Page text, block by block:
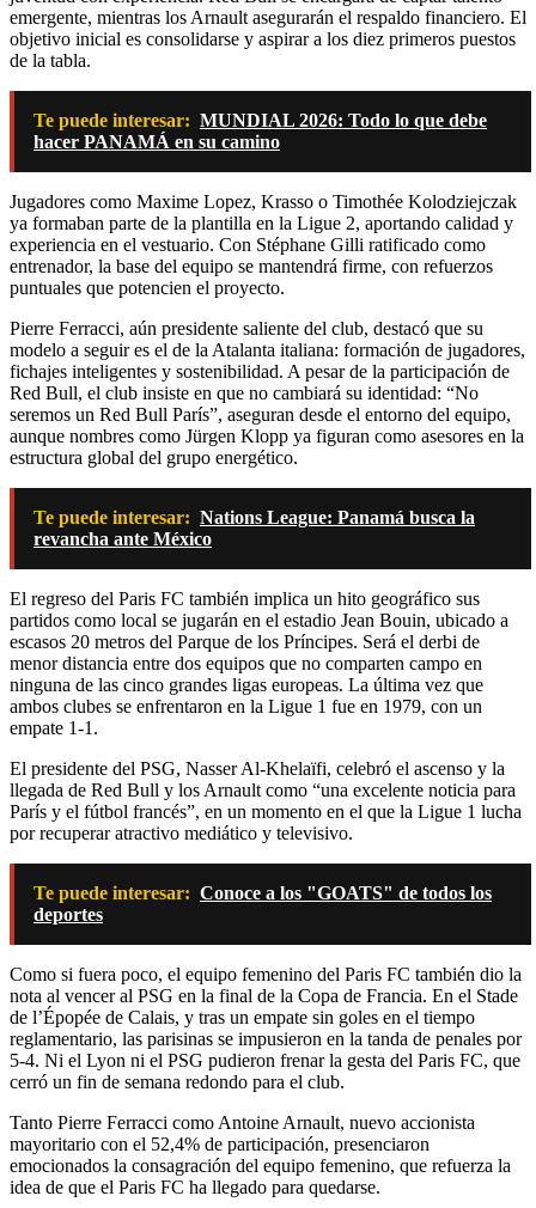
emergente, mientras los Arnault asegurarán el respaldo financiero. El
objetivo inicial es consolidarse y aspirar a los diez primeros puestos
de la tabla.
Te puede interesar: MUNDIAL 2026: Todo lo que debe
hacer PANAMÁ en su camino
Jugadores como Maxime Lopez, Krasso o Timothée Kolodziejczak
ya formaban parte de la plantilla en la Ligue 2, aportando calidad y
experiencia en el vestuario. Con Stéphane Gilli ratificado como
entrenador, la base del equipo se mantendrá firme, con refuerzos
puntuales que potencien el proyecto.
Pierre Ferracci, aún presidente saliente del club, destacó que su
modelo a seguir es el de la Atalanta italiana: formación de jugadores,
fichajes inteligentes y sostenibilidad. A pesar de la participación de
Red Bull, el club insiste en que no cambiará su identidad: “No
seremos un Red Bull París”, aseguran desde el entorno del equipo,
aunque nombres como Jürgen Klopp ya figuran como asesores en la
estructura global del grupo energético.
Te puede interesar: Nations League: Panamá busca la
revancha ante México
El regreso del Paris FC también implica un hito geográfico sus
partidos como local se jugarán en el estadio Jean Bouin, ubicado a
escasos 20 metros del Parque de los Príncipes. Será el derbi de
menor distancia entre dos equipos que no comparten campo en
ninguna de las cinco grandes ligas europeas. La última vez que
ambos clubes se enfrentaron en la Ligue 1 fue en 1979, con un
empate 1-1.
El presidente del PSG, Nasser Al-Khelaïfi, celebró el ascenso y la
llegada de Red Bull y los Arnault como “una excelente noticia para
París y el fútbol francés”, en un momento en el que la Ligue 1 lucha
por recuperar atractivo mediático y televisivo.
Te puede interesar: Conoce a los "GOATS" de todos los
deportes
Como si fuera poco, el equipo femenino del Paris FC también dio la
nota al vencer al PSG en la final de la Copa de Francia. En el Stade
de l’Épopée de Calais, y tras un empate sin goles en el tiempo
reglamentario, las parisinas se impusieron en la tanda de penales por
5-4. Ni el Lyon ni el PSG pudieron frenar la gesta del Paris FC, que
cerró un fin de semana redondo para el club.
Tanto Pierre Ferracci como Antoine Arnault, nuevo accionista
mayoritario con el 52,4% de participación, presenciaron
emocionados la consagración del equipo femenino, que refuerza la
idea de que el Paris FC ha llegado para quedarse.